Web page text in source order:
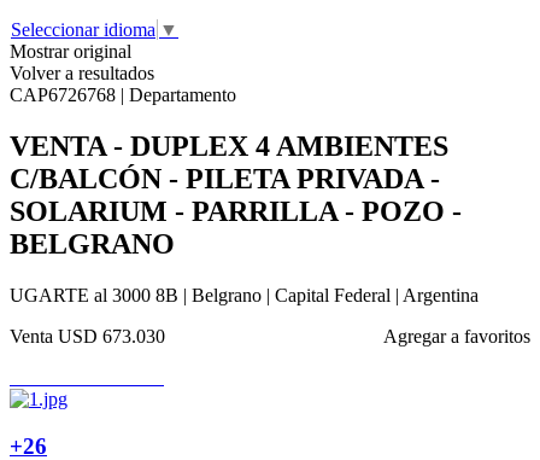
Seleccionar idioma ▼
Mostrar original
Volver a resultados
CAP6726768 | Departamento
VENTA - DUPLEX 4 AMBIENTES
C/BALCÓN - PILETA PRIVADA -
SOLARIUM - PARRILLA - POZO -
BELGRANO
UGARTE al 3000 8B | Belgrano | Capital Federal | Argentina
Agregar a favoritos
Venta USD 673.030
+26